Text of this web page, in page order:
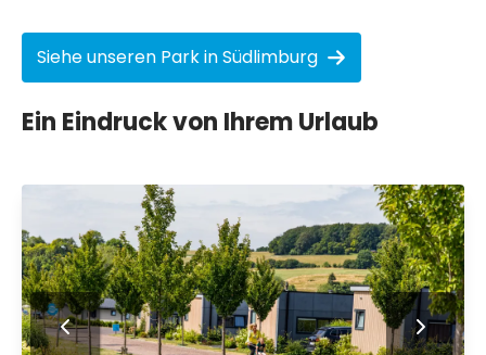
Siehe unseren Park in Südlimburg
Ein Eindruck von Ihrem Urlaub